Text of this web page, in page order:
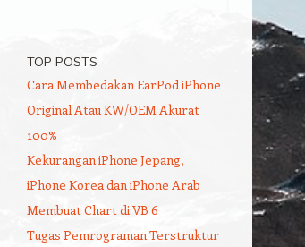
TOP POSTS
Cara Membedakan EarPod iPhone
Original Atau KW/OEM Akurat
100%
Kekurangan iPhone Jepang,
iPhone Korea dan iPhone Arab
Membuat Chart di VB 6
Tugas Pemrograman Terstruktur